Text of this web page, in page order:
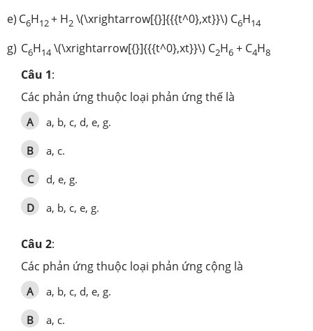
e) C6H12+ H2 \(\xrightarrow[{}]{{{t^0},xt}}\) C6H14
g) C6H14 \(\xrightarrow[{}]{{{t^0},xt}}\) C2H6 + C4H8
Câu 1:
Các phản ứng thuộc loại phản ứng thế là
A a, b, c, d, e, g.
B a, c.
C d, e, g.
D a, b, c, e, g.
Câu 2:
Các phản ứng thuộc loại phản ứng cộng là
A a, b, c, d, e, g.
B a, c.